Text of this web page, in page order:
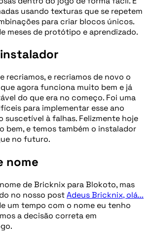
usando texturas que se repetem
para criar blocos únicos.
meses de protótipo e aprendizado.
recriamos, e recriamos de novo o
agora funciona muito bem e já
do que era no começo. Foi uma
para implementar esse ano
suscetível à falhas. Felizmente hoje
bem, e temos também o instalador
no futuro.
nome
de Bricknix para Blokoto, mas
no nosso postAdeus Bricknix, olá...
um tempo com o nome eu tenho
a decisão correta em